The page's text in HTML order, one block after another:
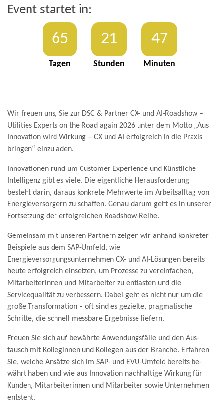
Event startet in:
65
Tagen
21
Stunden
47
Minuten
Wir freuen uns, Sie zur DSC & Partner CX- und AI-Roadshow –
Utilities Experts on the Road again 2026 unter dem Motto „Aus
Innovation wird Wirkung – CX und AI erfolgreich in die Praxis
bringen“ einzuladen.
Innovationen rund um Customer Experience und Künstliche
Intelligenz gibt es viele. Die eigentliche Herausforderung
besteht darin, daraus konkrete Mehrwerte im Arbeitsalltag von
Energieversorgern zu schaffen. Genau darum geht es in unserer
Fortsetzung der erfolgreichen Roadshow-Reihe.
Gemeinsam mit unseren Partnern zeigen wir anhand konkreter
Beispiele aus dem SAP-Umfeld, wie
Energieversorgungsunternehmen CX- und AI-Lösungen bereits
heute erfolgreich einsetzen, um Prozesse zu vereinfachen,
Mitarbeiterinnen und Mitarbeiter zu entlasten und die
Servicequalität zu verbessern. Dabei geht es nicht nur um die
große Transformation – oft sind es gezielte, pragmatische
Schritte, die schnell messbare Ergebnisse liefern.
Freuen Sie sich auf be­währte Anwendungs­fälle und den Aus­
tausch mit Kolleginnen und Kollegen aus der Branche. Erfahren
Sie, welche An­sätze sich im SAP- und EVU-Um­feld bereits be­
währt haben und wie aus Inno­va­tion nach­haltige Wirkung für
Kunden, Mit­arbeiterinnen und Mit­arbeiter sowie Unter­nehmen
ent­steht.